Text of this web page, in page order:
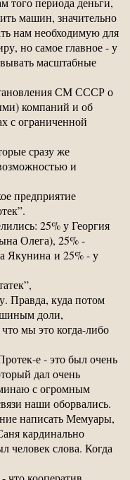
машин, значительно
нам необходимую для
но самое главное - у
масштабные
СМ СССР о
компаний и об
с ограниченной
сразу же
и
предприятие
25% у Георгия
Олега), 25% -
Якунина и 25% - у
Правда, куда потом
доли,
мы это когда-либо
е - это был очень
дал очень
с огромным
наши оборвались.
написать Мемуары,
кардинально
слова. Когда